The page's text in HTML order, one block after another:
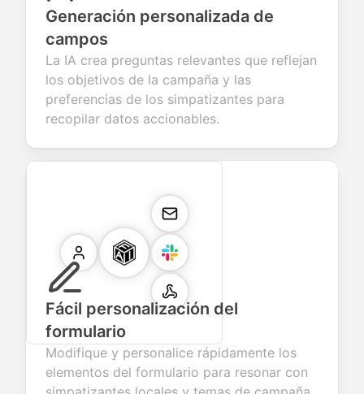
Generación personalizada de
campos
La IA crea preguntas relevantes que reflejan
los objetivos de la campaña y las
preferencias de los simpatizantes para
recopilar datos accionables.
Fácil personalización del
formulario
Modifique y personalice rápidamente los
elementos del formulario para resonar con